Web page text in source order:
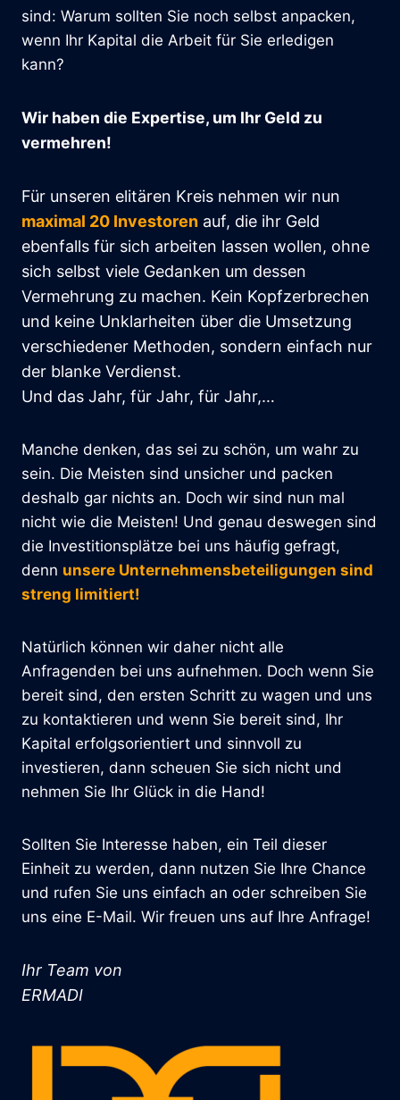
sind: Warum sollten Sie noch selbst anpacken,
wenn Ihr Kapital die Arbeit für Sie erledigen
kann?
Wir haben die Expertise, um Ihr Geld zu
vermehren!
Für unseren elitären Kreis nehmen wir nun
maximal 20 Investoren auf, die ihr Geld
ebenfalls für sich arbeiten lassen wollen, ohne
sich selbst viele Gedanken um dessen
Vermehrung zu machen. Kein Kopfzerbrechen
und keine Unklarheiten über die Umsetzung
verschiedener Methoden, sondern einfach nur
der blanke Verdienst.
Und das Jahr, für Jahr, für Jahr,…
Manche denken, das sei zu schön, um wahr zu
sein. Die Meisten sind unsicher und packen
deshalb gar nichts an. Doch wir sind nun mal
nicht wie die Meisten! Und genau deswegen sind
die Investitionsplätze bei uns häufig gefragt,
denn unsere Unternehmensbeteiligungen sind
streng limitiert!
Natürlich können wir daher nicht alle
Anfragenden bei uns aufnehmen. Doch wenn Sie
bereit sind, den ersten Schritt zu wagen und uns
zu kontaktieren und wenn Sie bereit sind, Ihr
Kapital erfolgsorientiert und sinnvoll zu
investieren, dann scheuen Sie sich nicht und
nehmen Sie Ihr Glück in die Hand!
Sollten Sie Interesse haben, ein Teil dieser
Einheit zu werden, dann nutzen Sie Ihre Chance
und rufen Sie uns einfach an oder schreiben Sie
uns eine E-Mail. Wir freuen uns auf Ihre Anfrage!
Ihr Team von
ERMADI